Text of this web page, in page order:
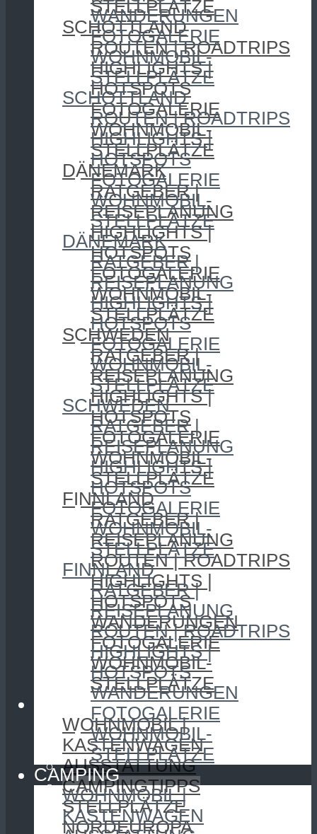
STELLPLÄTZE
SCHOTTLAND
ROUTEN | ROADTRIPS
HIGHLIGHTS |
HOTSPOTS
FOTOGALERIE
WOHNMOBIL-
STELLPLÄTZE
DÄNEMARK
RATGEBER |
REISEPLANUNG
HIGHLIGHTS |
HOTSPOTS
FOTOGALERIE
WOHNMOBIL-
STELLPLÄTZE
SCHWEDEN
RATGEBER |
REISEPLANUNG
HIGHLIGHTS |
HOTSPOTS
FOTOGALERIE
WOHNMOBIL-
STELLPLÄTZE
FINNLAND
RATGEBER |
REISEPLANUNG
ROUTEN | ROADTRIPS
HIGHLIGHTS |
HOTSPOTS
WANDERUNGEN
FOTOGALERIE
WOHNMOBIL-
STELLPLÄTZE
CAMPING
WOHNMOBIL |
KASTENWAGEN
AUSSTATTUNG
CAMPINGTIPPS
STELLPLÄTZE
NORDEUROPA
WANDERUNGEN
FOTOGALERIE
WOHNMOBIL-
STELLPLÄTZE
SCHOTTLAND
ROUTEN | ROADTRIPS
HIGHLIGHTS |
HOTSPOTS
FOTOGALERIE
WOHNMOBIL-
STELLPLÄTZE
DÄNEMARK
RATGEBER |
REISEPLANUNG
HIGHLIGHTS |
HOTSPOTS
FOTOGALERIE
WOHNMOBIL-
STELLPLÄTZE
SCHWEDEN
RATGEBER |
REISEPLANUNG
HIGHLIGHTS |
HOTSPOTS
FOTOGALERIE
WOHNMOBIL-
STELLPLÄTZE
FINNLAND
RATGEBER |
REISEPLANUNG
ROUTEN | ROADTRIPS
HIGHLIGHTS |
HOTSPOTS
WANDERUNGEN
FOTOGALERIE
WOHNMOBIL-
STELLPLÄTZE
CAMPING
WOHNMOBIL |
KASTENWAGEN